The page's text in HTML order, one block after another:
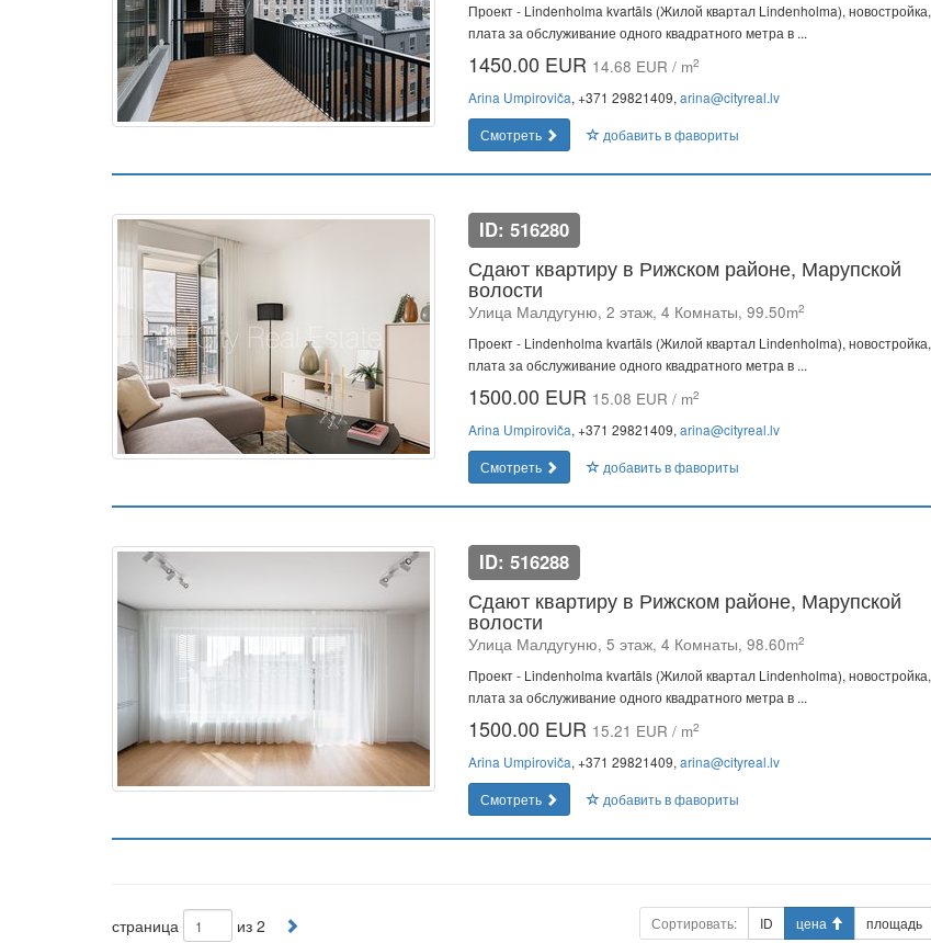
Проект - Lindenholma kvartāls (Жилой квартал Lindenholma), новостройка,
плата за обслуживание одного квадратного метра в ...
1450.00 EUR 14.68 EUR / m2
Arina Umpiroviča, +371 29821409, arina@cityreal.lv
Смотреть
добавить в фавориты
ID: 516280
Сдают квартиру в Рижском районе, Марупской
волости
Улица Малдугуню, 2 этаж, 4 Комнаты, 99.50m2
Проект - Lindenholma kvartāls (Жилой квартал Lindenholma), новостройка,
плата за обслуживание одного квадратного метра в ...
1500.00 EUR 15.08 EUR / m2
Arina Umpiroviča, +371 29821409, arina@cityreal.lv
Смотреть
добавить в фавориты
ID: 516288
Сдают квартиру в Рижском районе, Марупской
волости
Улица Малдугуню, 5 этаж, 4 Комнаты, 98.60m2
Проект - Lindenholma kvartāls (Жилой квартал Lindenholma), новостройка,
плата за обслуживание одного квадратного метра в ...
1500.00 EUR 15.21 EUR / m2
Arina Umpiroviča, +371 29821409, arina@cityreal.lv
Смотреть
добавить в фавориты
страница из 2 Сортировать: ID цена площадь